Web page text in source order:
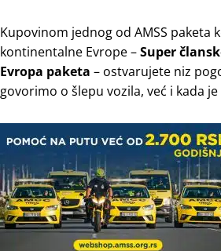
Kupovinom jednog od AMSS
kontinentalne Evrope –Super
Evropa paketa – ostvarujete niz
govorimo o šlepu vozila, već i kada